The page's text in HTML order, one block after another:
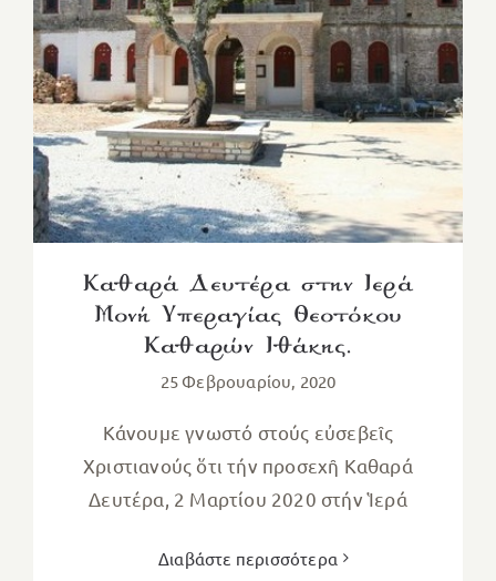
Καθαρά Δευτέρα στην Ιερά
Μονή Υπεραγίας Θεοτόκου
Καθαρών Ιθάκης.
25 Φεβρουαρίου, 2020
Κάνουμε γνωστό στούς εὐσεβεῖς
Χριστιανούς ὅτι τήν προσεχῆ Καθαρά
Δευτέρα, 2 Μαρτίου 2020 στήν Ἱερά
Διαβάστε περισσότερα